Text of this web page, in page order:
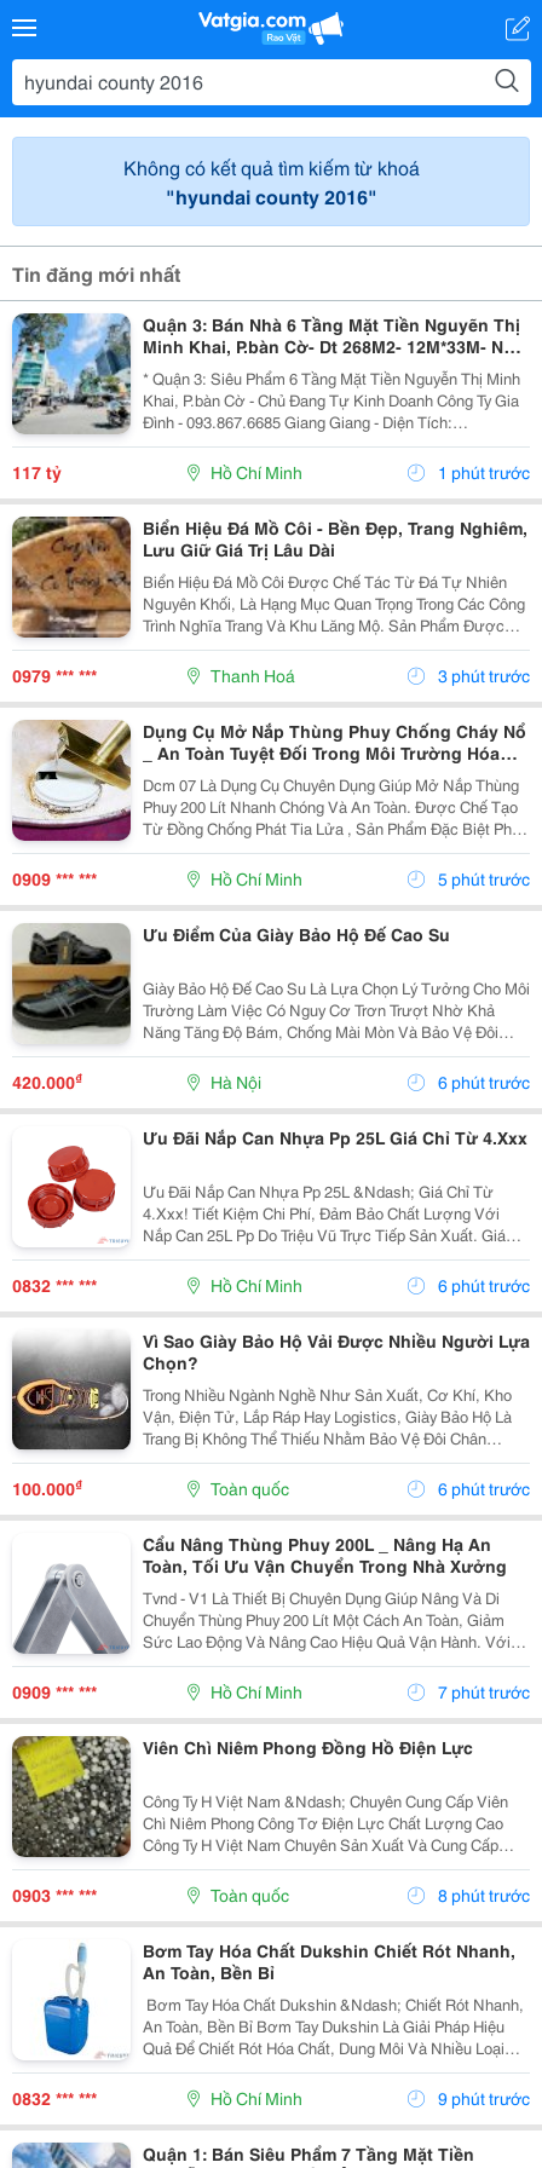
Không có kết quả tìm kiếm từ khoá
"hyundai county 2016"
Tin đăng mới nhất
Quận 3: Bán Nhà 6 Tầng Mặt Tiền Nguyẽn Thị
Minh Khai, P.bàn Cờ- Dt 268M2- 12M*33M- Nhà
Thiết Kế Sân Siêu Rộng Để Xe- Khai Thác Giá
Trị Đa
* Quận 3: Siêu Phẩm 6 Tầng Mặt Tiền Nguyễn Thị Minh
Khai, P.bàn Cờ - Chủ Đang Tự Kinh Doanh Công Ty Gia
Đình - 093.867.6685 Giang Giang - Diện Tích:
140M2/268M2 - Ngang 4M Nở Hậu 12M * 33M. - Kết
Cấu: 6 Tầng - Sân Thượng - Thang Máy - Sẵn 1 Phòng...
117 tỷ Hồ Chí Minh 1 phút trước
Biển Hiệu Đá Mồ Côi - Bền Đẹp, Trang Nghiêm,
Lưu Giữ Giá Trị Lâu Dài
Biển Hiệu Đá Mồ Côi Được Chế Tác Từ Đá Tự Nhiên
Nguyên Khối, Là Hạng Mục Quan Trọng Trong Các Công
Trình Nghĩa Trang Và Khu Lăng Mộ. Sản Phẩm Được
Gia Công Tỉ Mỉ Với Bề Mặt Nhẵn Đẹp, Chữ Khắc Sắc
Nét, Giúp Lưu Giữ Thông Tin Người Đã Khuất Bền
Vững...
0979 *** *** Thanh Hoá 3 phút trước
Dụng Cụ Mở Nắp Thùng Phuy Chống Cháy Nổ
_ An Toàn Tuyệt Đối Trong Môi Trường Hóa
Chất
Dcm 07 Là Dụng Cụ Chuyên Dụng Giúp Mở Nắp Thùng
Phuy 200 Lít Nhanh Chóng Và An Toàn. Được Chế Tạo
Từ Đồng Chống Phát Tia Lửa , Sản Phẩm Đặc Biệt Phù
Hợp Cho Các Khu Vực Làm Việc Có Nguy Cơ Cháy Nổ
Như Kho Xăng Dầu, Hóa Chất Và Dung Môi. Thông
0909 *** *** Hồ Chí Minh 5 phút trước
Ưu Điểm Của Giày Bảo Hộ Đế Cao Su
Giày Bảo Hộ Đế Cao Su Là Lựa Chọn Lý Tưởng Cho Môi
Trường Làm Việc Có Nguy Cơ Trơn Trượt Nhờ Khả
Năng Tăng Độ Bám, Chống Mài Mòn Và Bảo Vệ Đôi
Chân Hiệu Quả. Chất Liệu Đế Cao Su Giúp Giảm Nguy
Cơ Tai Nạn, Hỗ Trợ Người Lao Động Di Chuyển An
Toàn, Linh...
420.000₫ Hà Nội 6 phút trước
Ưu Đãi Nắp Can Nhựa Pp 25L Giá Chỉ Từ 4.Xxx
Ưu Đãi Nắp Can Nhựa Pp 25L &Ndash; Giá Chỉ Từ
4.Xxx! Tiết Kiệm Chi Phí, Đảm Bảo Chất Lượng Với
Nắp Can 25L Pp Do Triệu Vũ Trực Tiếp Sản Xuất. Giá
Ưu Đãi Chỉ Từ 4.Xxx/Cái (Giá Cũ 7.Xxx/Cái). ✅ Nhựa
Pp Nguyên Sinh Bền Chắc, Chịu Nhiệt Và Kháng...
0832 *** *** Hồ Chí Minh 6 phút trước
Vì Sao Giày Bảo Hộ Vải Được Nhiều Người Lựa
Chọn?
Trong Nhiều Ngành Nghề Như Sản Xuất, Cơ Khí, Kho
Vận, Điện Tử, Lắp Ráp Hay Logistics, Giày Bảo Hộ Là
Trang Bị Không Thể Thiếu Nhằm Bảo Vệ Đôi Chân
Trước Những Nguy Cơ Tiềm Ẩn Trong Quá Trình Làm
Việc. Bên Cạnh Các Dòng Giày Da Truyền Thống, Giày
100.000₫ Toàn quốc 6 phút trước
Cẩu Nâng Thùng Phuy 200L _ Nâng Hạ An
Toàn, Tối Ưu Vận Chuyển Trong Nhà Xưởng
Tvnd - V1 Là Thiết Bị Chuyên Dụng Giúp Nâng Và Di
Chuyển Thùng Phuy 200 Lít Một Cách An Toàn, Giảm
Sức Lao Động Và Nâng Cao Hiệu Quả Vận Hành. Với
Kết Cấu Thép Xi Mạ Chắc Chắn Cùng Tải Trọng Lên Đến
350 Kg , Sản Phẩm Đáp Ứng Tốt Nhu Cầu Sử Dụng
Trong...
0909 *** *** Hồ Chí Minh 7 phút trước
Viên Chì Niêm Phong Đồng Hồ Điện Lực
Công Ty H Việt Nam &Ndash; Chuyên Cung Cấp Viên
Chì Niêm Phong Công Tơ Điện Lực Chất Lượng Cao
Công Ty H Việt Nam Chuyên Sản Xuất Và Cung Cấp
Viên Chì Niêm Phong Công Tơ Điện Lực Với Chất
Lượng Ổn Định, Đáp Ứng Nhu Cầu Của Các Đơn Vị
Điện Lực,...
0903 *** *** Toàn quốc 8 phút trước
Bơm Tay Hóa Chất Dukshin Chiết Rót Nhanh,
An Toàn, Bền Bỉ
️ Bơm Tay Hóa Chất Dukshin &Ndash; Chiết Rót Nhanh,
An Toàn, Bền Bỉ Bơm Tay Dukshin Là Giải Pháp Hiệu
Quả Để Chiết Rót Hóa Chất, Dung Môi Và Nhiều Loại
Chất Lỏng Từ Thùng Phuy 200L Một Cách Nhanh Chóng
Và Tiện Lợi. ✅ Vận Hành Bằng Tay, Không Cần...
0832 *** *** Hồ Chí Minh 9 phút trước
Quận 1: Bán Siêu Phẩm 7 Tầng Mặt Tiền